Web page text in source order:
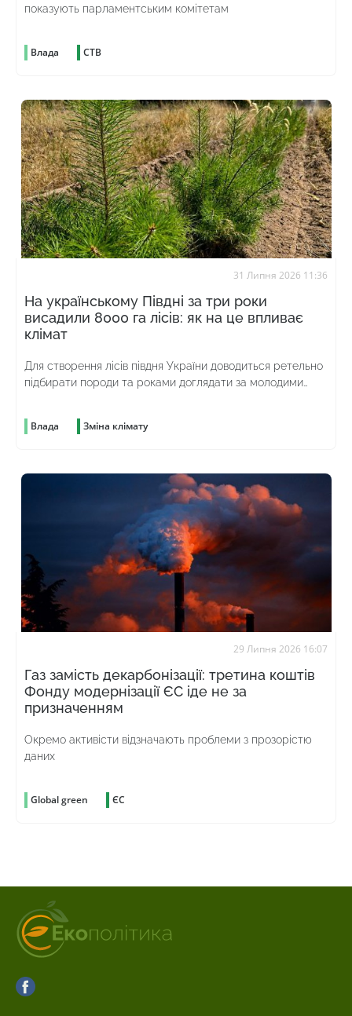
показують парламентським комітетам
Влада СТВ
31 Липня 2026 11:36
На українському Півдні за три роки
висадили 8000 га лісів: як на це впливає
клімат
Для створення лісів півдня України доводиться ретельно
підбирати породи та роками доглядати за молодими
Влада Зміна клімату
29 Липня 2026 16:07
Газ замість декарбонізації: третина коштів
Фонду модернізації ЄС іде не за
призначенням
Окремо активісти відзначають проблеми з прозорістю
даних
Global green ЄС